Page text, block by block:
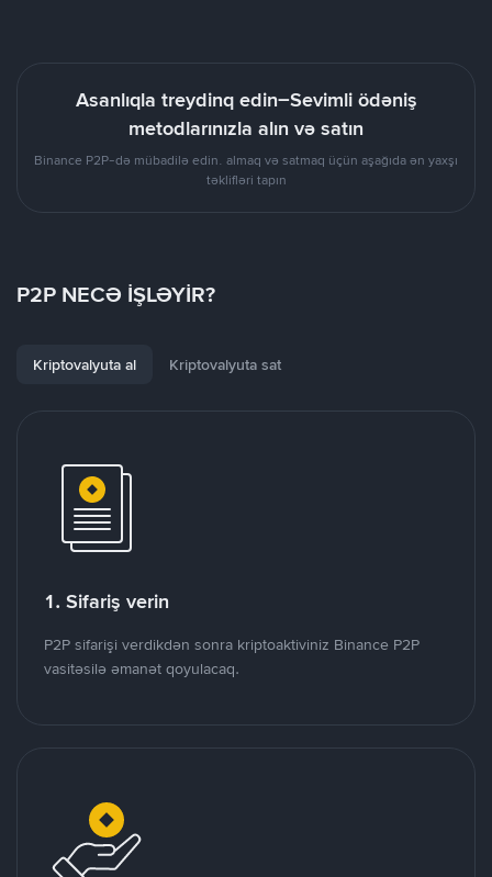
Asanlıqla treydinq edin–Sevimli ödəniş
metodlarınızla alın və satın
Binance P2P-də mübadilə edin. almaq və satmaq üçün aşağıda ən yaxşı
təklifləri tapın
P2P NECƏ İŞLƏYİR?
Kriptovalyuta al Kriptovalyuta sat
1. Sifariş verin
P2P sifarişi verdikdən sonra kriptoaktiviniz Binance P2P
vasitəsilə əmanət qoyulacaq.